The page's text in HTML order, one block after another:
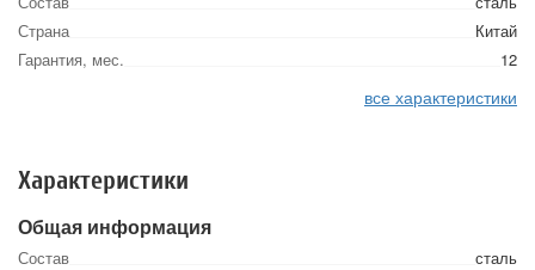
Страна
Китай
Гарантия, мес.
12
все характеристики
Характеристики
Общая информация
Состав
сталь